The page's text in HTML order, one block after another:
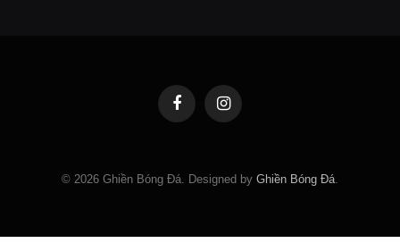
FacebookInstagram
© 2026 Ghiền Bóng Đá. Designed by Ghiền Bóng Đá.